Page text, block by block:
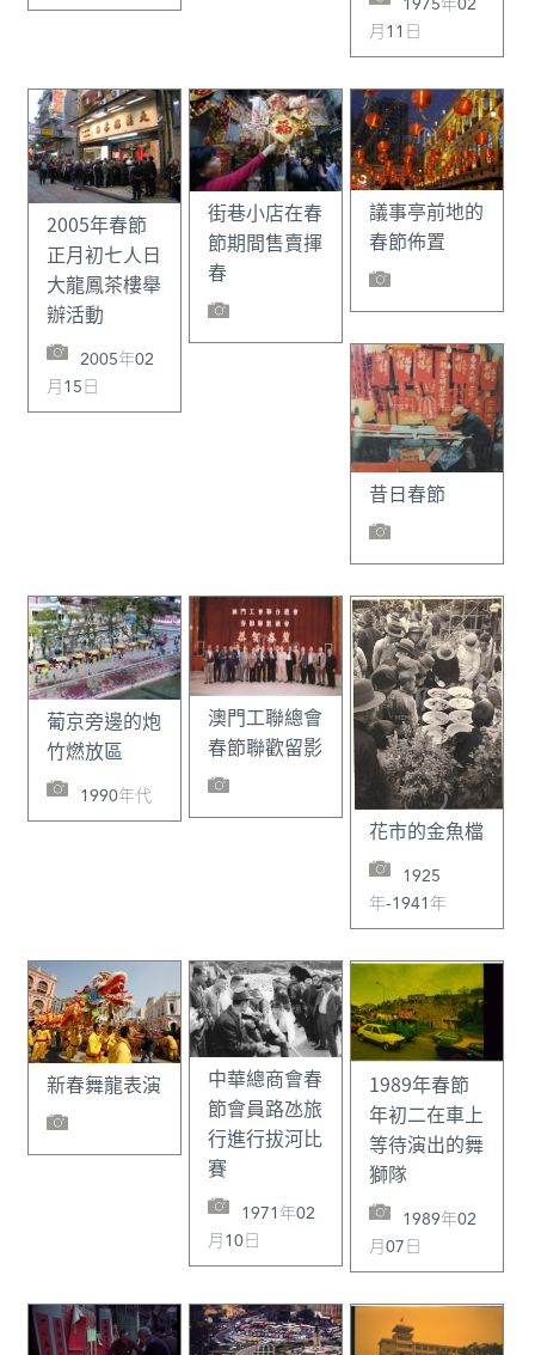
月11日
2005年春節
正月初七人日
大龍鳳茶樓舉
辦活動
2005年02
月15日
街巷小店在春
節期間售賣揮
春
議事亭前地的
春節佈置
昔日春節
葡京旁邊的炮
竹燃放區
1990年代
澳門工聯總會
春節聯歡留影
花市的金魚檔
1925
年-1941年
新春舞龍表演
中華總商會春
節會員路氹旅
行進行拔河比
賽
1971年02
月10日
1989年春節
年初二在車上
等待演出的舞
獅隊
1989年02
月07日